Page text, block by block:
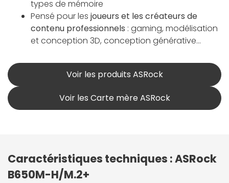
types de mémoire
Pensé pour les joueurs et les créateurs de
contenu professionnels : gaming, modélisation
et conception 3D, conception générative...
Voir les produits ASRock
Voir les Carte mère ASRock
Caractéristiques techniques : ASRock
B650M-H/M.2+